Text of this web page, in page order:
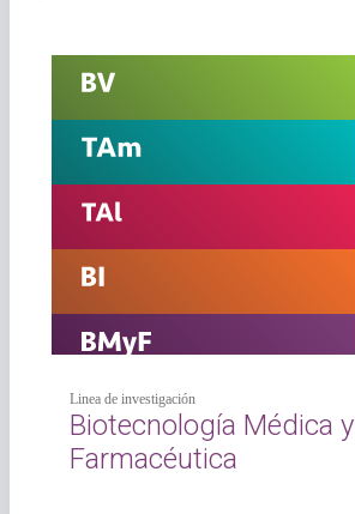
Linea de investigación
Biotecnología Médica y
Farmacéutica